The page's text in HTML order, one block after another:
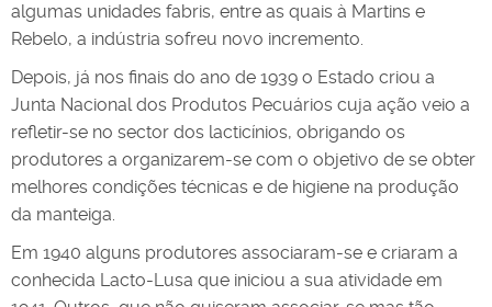
algumas unidades fabris, entre as quais à Martins e
Rebelo, a indústria sofreu novo incremento.
Depois, já nos finais do ano de 1939 o Estado criou a
Junta Nacional dos Produtos Pecuários cuja ação veio a
refletir-se no sector dos lacticínios, obrigando os
produtores a organizarem-se com o objetivo de se obter
melhores condições técnicas e de higiene na produção
da manteiga.
Em 1940 alguns produtores associaram-se e criaram a
conhecida Lacto-Lusa que iniciou a sua atividade em